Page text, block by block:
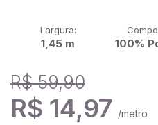
Largura:
1,45 m 100%
R$ 59,90
R$ 14,97 /metro